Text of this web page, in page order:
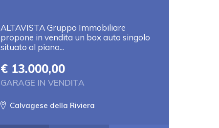
ALTAVISTA Gruppo Immobiliare
propone in vendita un box auto singolo
situato al piano...
€ 13.000,00
GARAGE IN VENDITA
Calvagese della Riviera